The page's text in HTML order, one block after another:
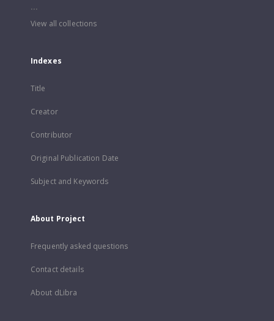
...
View all collections
Indexes
Title
Creator
Contributor
Original Publication Date
Subject and Keywords
About Project
Frequently asked questions
Contact details
About dLibra